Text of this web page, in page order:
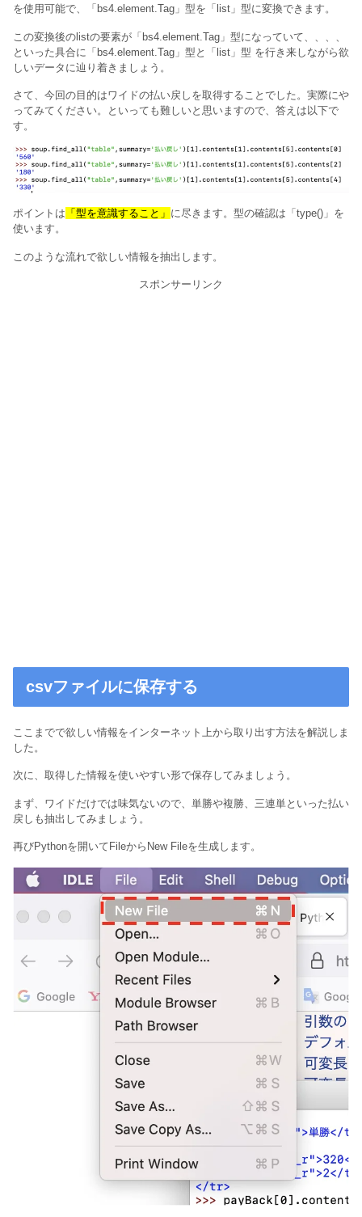
を使用可能で、
「bs4.element.Tag」型を「list」型に変換できます。
この変換後のlistの要素が 「bs4.element.Tag」型になっていて、、、、
といった具合に「bs4.element.Tag」型と「list」型 を行き来しながら欲
しいデータに辿り着きましょう。
さて、今回の目的はワイドの払い戻しを取得することでした。実際にや
ってみてください。といっても難しいと思いますので、答えは以下で
す。
ポイントは 「型を意識すること」 に尽きます。型の確認は「type()」を
使います。
このような流れで欲しい情報を抽出します。
スポンサーリンク
csvファイルに保存する
ここまでで欲しい情報をインターネット上から取り出す方法を解説しま
した。
次に、取得した情報を使いやすい形で保存してみましょう。
まず、ワイドだけでは味気ないので、単勝や複勝、三連単といった払い
戻しも抽出してみましょう。
再びPythonを開いてFileからNew Fileを生成します。